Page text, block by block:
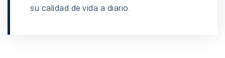
su calidad de vida a diario.